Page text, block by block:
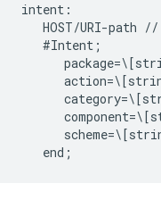
intent:
HOST/URI-path
   #Intent;